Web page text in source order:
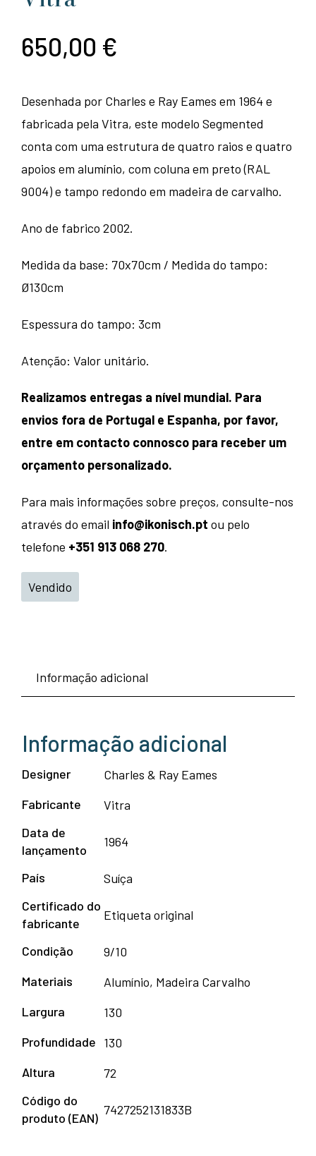
650,00 €
Desenhada por Charles e Ray Eames em 1964 e
fabricada pela Vitra, este modelo Segmented
conta com uma estrutura de quatro raios e quatro
apoios em alumínio, com coluna em preto (RAL
9004) e tampo redondo em madeira de carvalho.
Ano de fabrico 2002.
Medida da base: 70x70cm / Medida do tampo:
Ø130cm
Espessura do tampo: 3cm
Atenção: Valor unitário.
Realizamos entregas a nível mundial. Para
envios fora de Portugal e Espanha, por favor,
entre em contacto connosco para receber um
orçamento personalizado.
Para mais informações sobre preços, consulte-nos
através do email info@ikonisch.pt ou pelo
telefone +351 913 068 270.
Vendido
Informação adicional
Informação adicional
Designer
Charles & Ray Eames
Fabricante
Vitra
Data de
lançamento
1964
País
Suíça
Certificado do
fabricante
Etiqueta original
Condição
9/10
Materiais
Alumínio, Madeira Carvalho
Largura
130
Profundidade 130
Altura
72
Código do
produto (EAN)
7427252131833B